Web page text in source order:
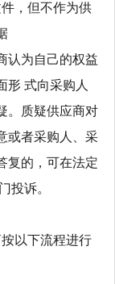
，但不作为供
认为自己的权益
形 式向采购人
。质疑供应商对
或者采购人、采
复的，可在法定
投诉。
以下流程进行